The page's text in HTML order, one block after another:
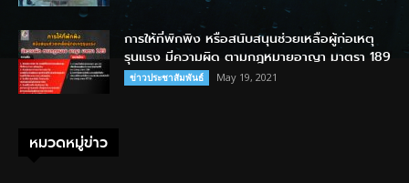
การให้ที่พักพิง หรือสนับสนุนช่วยเหลือผู้ก่อเหตุ
รุนแรง มีความผิด ตามกฎหมายอาญา มาตรา 189
ข่าวประชาสัมพันธ์ May 19, 2021
หมวดหมู่ข่าว